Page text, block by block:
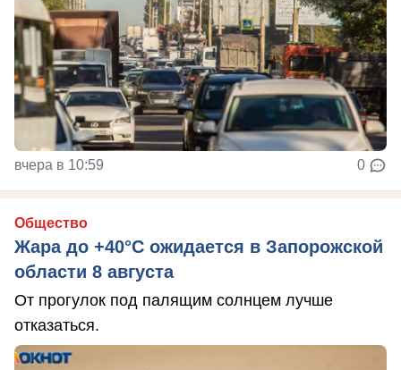
вчера в 10:59 0
Общество
Жара до +40°С ожидается в Запорожской
области 8 августа
От прогулок под палящим солнцем лучше
отказаться.